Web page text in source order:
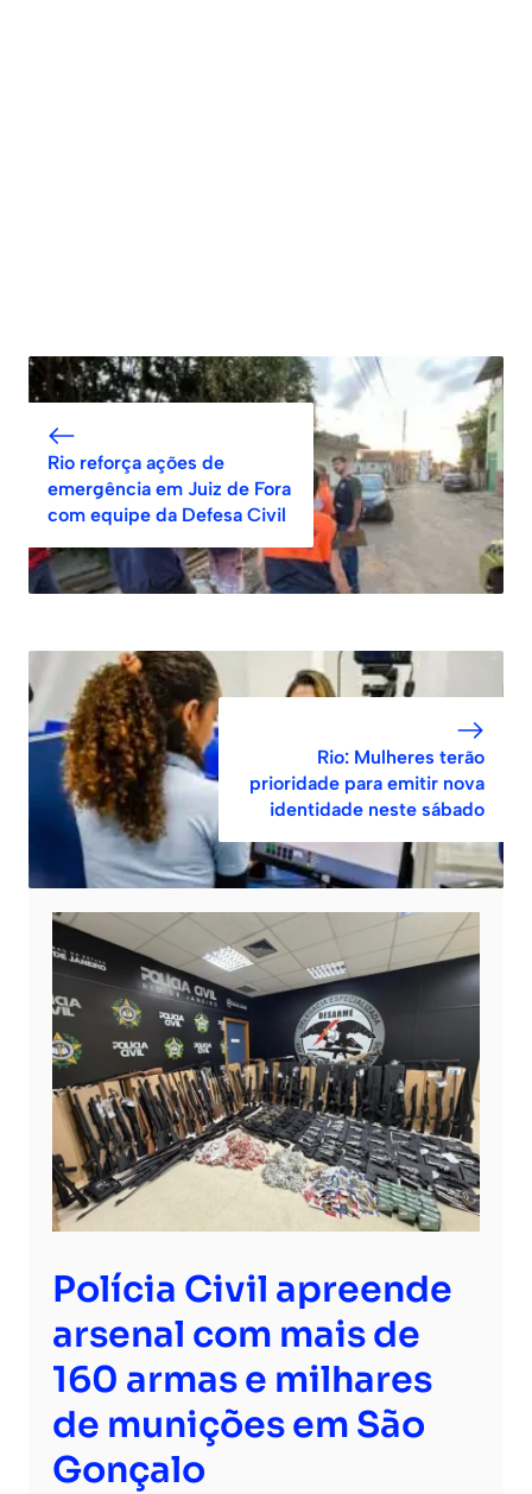
Rio reforça ações de
emergência em Juiz de Fora
com equipe da Defesa Civil
Rio: Mulheres terão
prioridade para emitir nova
identidade neste sábado
Polícia Civil apreende
arsenal com mais de
160 armas e milhares
de munições em São
Gonçalo